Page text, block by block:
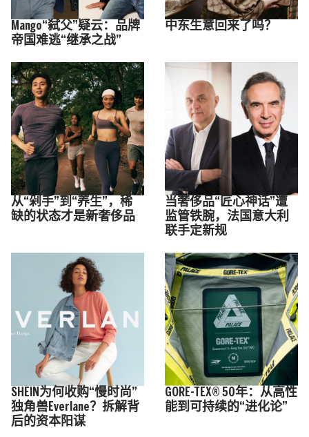
Mango“弑父”疑云：品牌
帝国难逃“继承之战”
中东生意回来了吗？
从“剁手”到“养生”，稀
缺的状态才是新奢侈品
当奢侈品“匠心神话”遭
监管铁腕，法国意大利
联手定新规
SHEIN为何收购“慢时尚”
独角兽Everlane？拆解背
后的资本阳谋
GORE-TEX® 50年：从高性
能到可持续的“进化论”